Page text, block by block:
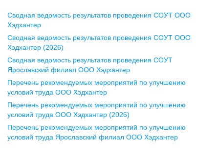
Воронеж
ул. Комиссаржевской, д. 10,
офис 1212
+7 473 280-05-05
pr@vrn.hh.ru
ул. Спартаковская, д. 2А, этаж 3,
помещение 15
+7 843 212-12-50
Сводная ведомость результатов проведения СОУТ ООО
Хэдхантер
Сводная ведомость результатов проведения СОУТ ООО
Хэдхантер (2026)
Сводная ведомость результатов проведения СОУТ
Ярославский филиал ООО Хэдхантер
Перечень рекомендуемых мероприятий по улучшению
условий труда ООО Хэдхантер
Перечень рекомендуемых мероприятий по улучшению
условий труда ООО Хэдхантер (2026)
Перечень рекомендуемых мероприятий по улучшению
условий труда Ярославский филиал ООО Хэдхантер